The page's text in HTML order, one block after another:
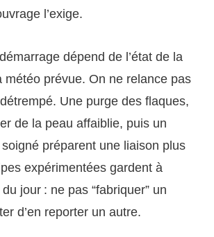
l’exige.
dépend de l’état de la
météo prévue. On ne relance pas
Une purge des flaques,
de la peau affaiblie, puis un
préparent une liaison plus
expérimentées gardent à
du jour : ne pas “fabriquer” un
d’en reporter un autre.